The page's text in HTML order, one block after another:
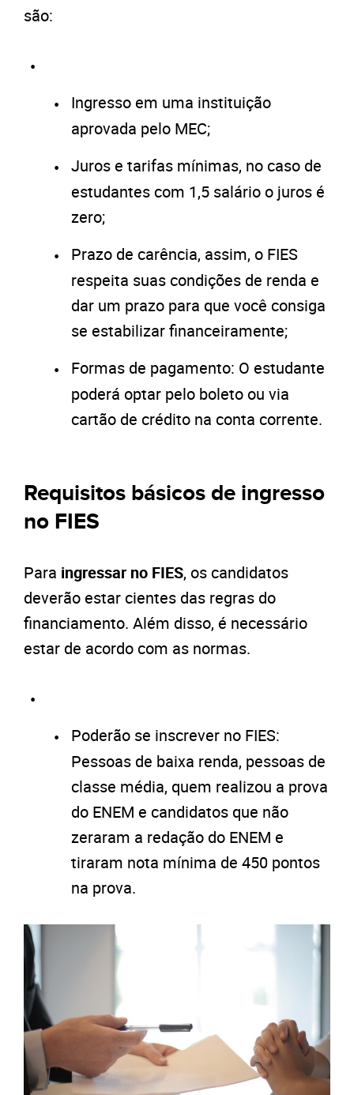
são:
Ingresso em uma instituição
aprovada pelo MEC;
Juros e tarifas mínimas, no caso de
estudantes com 1,5 salário o juros é
zero;
Prazo de carência, assim, o FIES
respeita suas condições de renda e
dar um prazo para que você consiga
se estabilizar financeiramente;
Formas de pagamento: O estudante
poderá optar pelo boleto ou via
cartão de crédito na conta corrente.
Requisitos básicos de ingresso
no FIES
Para ingressar no FIES, os candidatos
deverão estar cientes das regras do
financiamento. Além disso, é necessário
estar de acordo com as normas.
Poderão se inscrever no FIES:
Pessoas de baixa renda, pessoas de
classe média, quem realizou a prova
do ENEM e candidatos que não
zeraram a redação do ENEM e
tiraram nota mínima de 450 pontos
na prova.